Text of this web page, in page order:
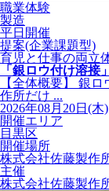
職業体験
製造
平日開催
提案(企業課題型)
育児と仕事の両立
「銀ロウ付け溶接
【全体概要】 銀
作所だけ ...
2026年08月20日(木)
開催エリア
目黒区
開催場所
株式会社佐藤製
主催
株式会社佐藤製作